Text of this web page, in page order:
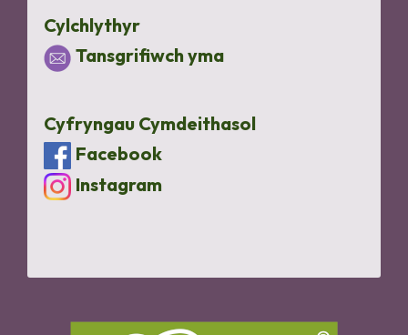
Cylchlythyr
Tansgrifiwch yma
Cyfryngau Cymdeithasol
Facebook
Instagram